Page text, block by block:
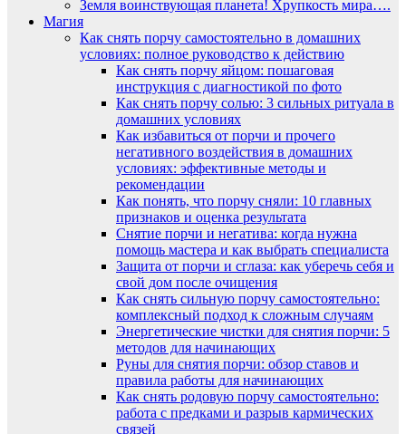
Земля воинствующая планета! Хрупкость мира….
Магия
Как снять порчу самостоятельно в домашних
условиях: полное руководство к действию
Как снять порчу яйцом: пошаговая
инструкция с диагностикой по фото
Как снять порчу солью: 3 сильных ритуала в
домашних условиях
Как избавиться от порчи и прочего
негативного воздействия в домашних
условиях: эффективные методы и
рекомендации
Как понять, что порчу сняли: 10 главных
признаков и оценка результата
Снятие порчи и негатива: когда нужна
помощь мастера и как выбрать специалиста
Защита от порчи и сглаза: как уберечь себя и
свой дом после очищения
Как снять сильную порчу самостоятельно:
комплексный подход к сложным случаям
Энергетические чистки для снятия порчи: 5
методов для начинающих
Руны для снятия порчи: обзор ставов и
правила работы для начинающих
Как снять родовую порчу самостоятельно:
работа с предками и разрыв кармических
связей